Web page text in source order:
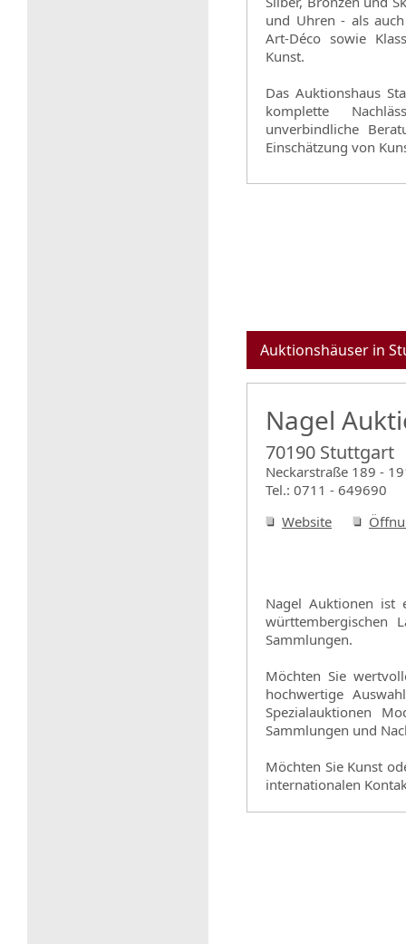
und Uhren - als
Art-Déco sowie
Kunst.
Das Auktionshaus
komplette
unverbindliche
Einschätzung von
Auktionshäuser in
Nagel
70190 Stuttgart
Neckarstraße 189 -
Tel.: 0711 - 649690
Website
Nagel Auktionen ist
württembergischen
Sammlungen.
Möchten Sie
hochwertige
Spezialauktionen
Sammlungen und
Möchten Sie Kunst
internationalen